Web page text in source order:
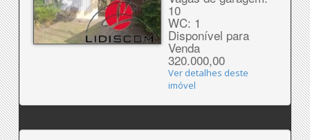
10
WC: 1
Disponível para
Venda
320.000,00
Ver detalhes deste
imóvel